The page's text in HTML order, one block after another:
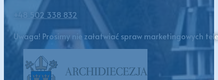
+48 502 338 832
Uwaga! Prosimy nie załatwiać spraw marketingowych